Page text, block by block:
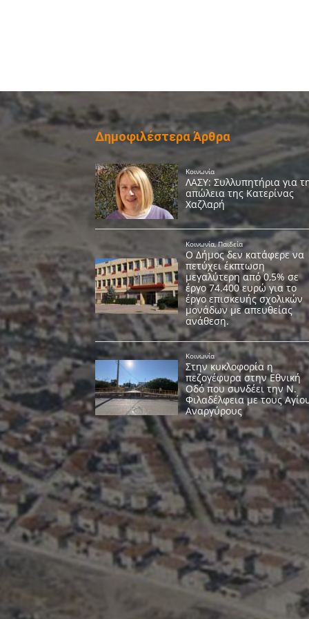
Δημοφιλέστερα Άρθρα